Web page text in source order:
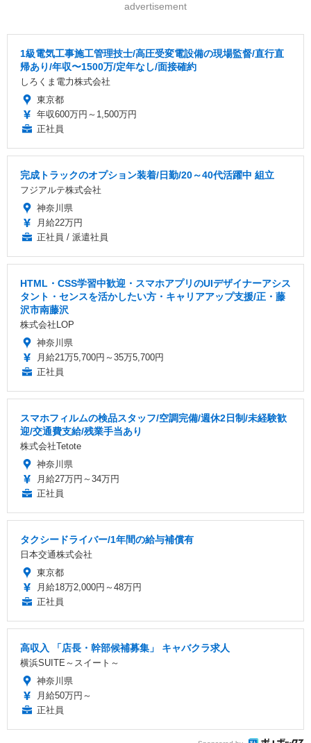
advertisement
1級電気工事施工管理技士/高圧受変電設備の現場監督/直行直
帰あり/年収〜1500万/定年なし/面接確約
しろくま電力株式会社
東京都
年収600万円～1,500万円
正社員
完成トラックのオプション装着/日勤/20～40代活躍中 組立
フジアルテ株式会社
神奈川県
月給22万円
正社員 / 派遣社員
HTML・CSS学習中歓迎・スマホアプリのUIデザイナーアシス
タント・センスを活かしたい方・キャリアアップ支援/正・藤
沢市南藤沢
株式会社LOP
神奈川県
月給21万5,700円～35万5,700円
正社員
スマホフィルムの検品スタッフ/空調完備/週休2日制/未経験歓
迎/交通費支給/残業手当あり
株式会社Tetote
神奈川県
月給27万円～34万円
正社員
タクシードライバー/1年間の給与補償有
日本交通株式会社
東京都
月給18万2,000円～48万円
正社員
高収入 「店長・幹部候補募集」 キャバクラ求人
横浜SUITE～スイート～
神奈川県
月給50万円～
正社員